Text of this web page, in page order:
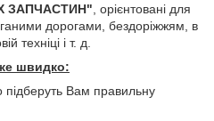
ЗАПЧАСТИН" , орієнтовані для
дорогами, бездоріжжям, в
техніці і т. д.
швидко:
підберуть Вам правильну